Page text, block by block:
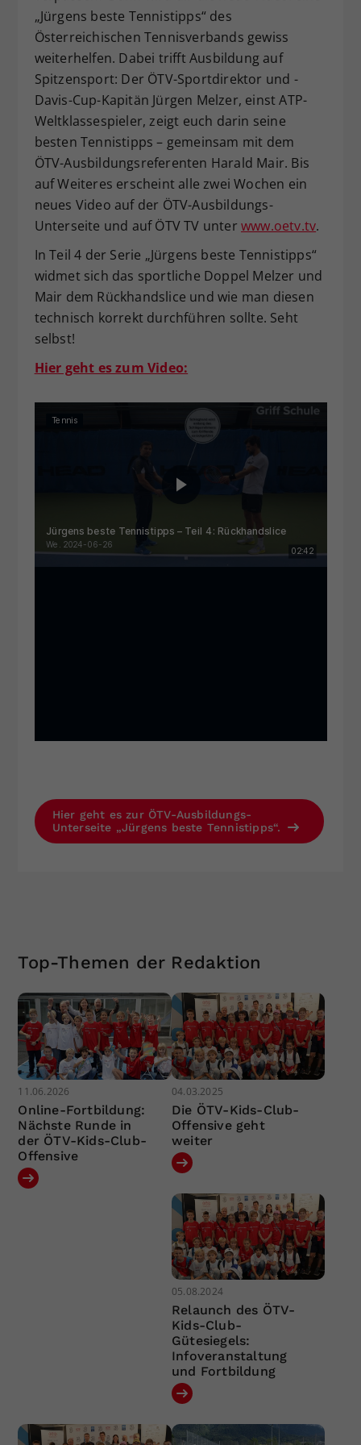
„Jürgens beste Tennistipps“ des
Österreichischen Tennisverbands gewiss
weiterhelfen. Dabei trifft Ausbildung auf
Spitzensport: Der ÖTV-Sportdirektor und -
Davis-Cup-Kapitän Jürgen Melzer, einst ATP-
Weltklassespieler, zeigt euch darin seine
besten Tennistipps – gemeinsam mit dem
ÖTV-Ausbildungsreferenten Harald Mair. Bis
auf Weiteres erscheint alle zwei Wochen ein
neues Video auf der ÖTV-Ausbildungs-
Unterseite und auf ÖTV TV unter www.oetv.tv.
In Teil 4 der Serie „Jürgens beste Tennistipps“
widmet sich das sportliche Doppel Melzer und
Mair dem Rückhandslice und wie man diesen
technisch korrekt durchführen sollte. Seht
selbst!
Hier geht es zum Video:
Hier geht es zur ÖTV-Ausbildungs-
Unterseite „Jürgens beste Tennistipps“.
Top-Themen der Redaktion
11.06.2026
Online-Fortbildung:
Nächste Runde in
der ÖTV-Kids-Club-
Offensive
04.03.2025
Die ÖTV-Kids-Club-
Offensive geht
weiter
05.08.2024
Relaunch des ÖTV-
Kids-Club-
Gütesiegels:
Infoveranstaltung
und Fortbildung
Zweck
Dieser Wert speichert Ihre Consent-
Einstellungen. Unter anderem eine
zufällig generierte ID, für die
historische Speicherung Ihrer
vorgenommen Einstellungen, falls der
Webseiten-Betreiber dies eingestellt
hat.